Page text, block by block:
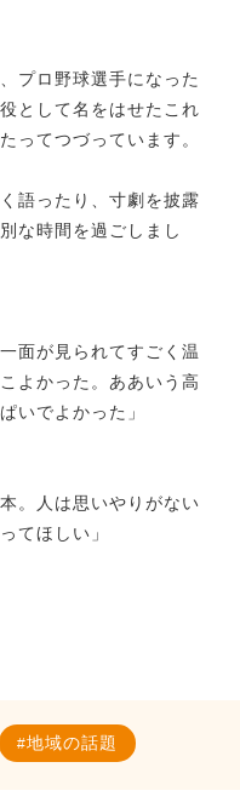
プロ野球選手になった
として名をはせたこれ
ってつづっています。
語ったり、寸劇を披露
な時間を過ごしまし
面が見られてすごく温
よかった。ああいう高
いでよかった」
。人は思いやりがない
てほしい」
地域の話題